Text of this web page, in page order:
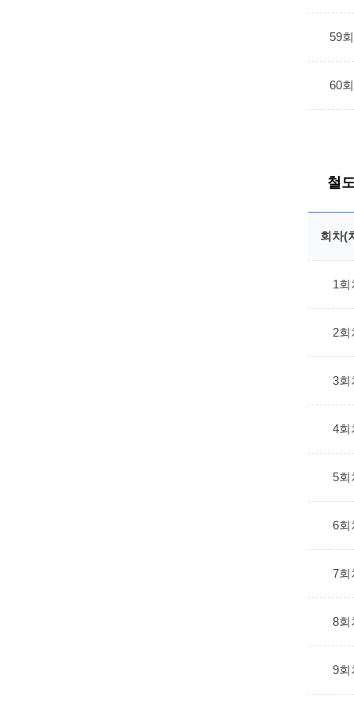
59
60
철
회차(
1회
2회
3회
4회
5회
6회
7회
8회
9회